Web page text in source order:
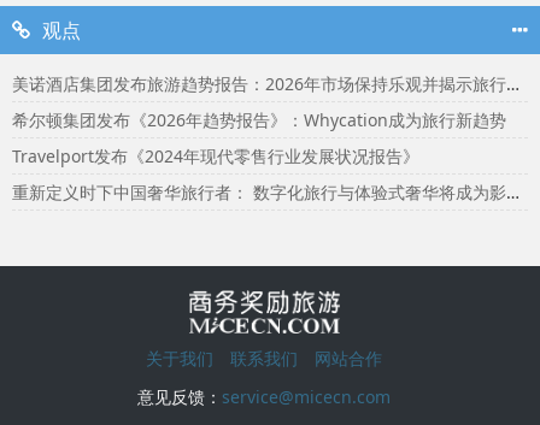
观点
美诺酒店集团发布旅游趋势报告：2026年市场保持乐观并揭示旅行者渴望联结
希尔顿集团发布《2026年趋势报告》：Whycation成为旅行新趋势
Travelport发布《2024年现代零售行业发展状况报告》
重新定义时下中国奢华旅行者： 数字化旅行与体验式奢华将成为影响2024年旅行选择的关键词
关于我们 联系我们
网站合作
意见反馈： service@micecn.com